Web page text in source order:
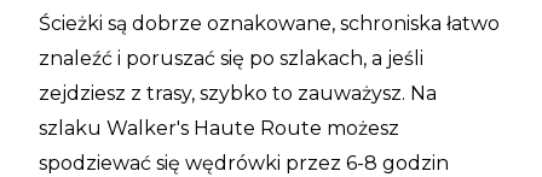
Ścieżki są dobrze oznakowane, schroniska łatwo
znaleźć i poruszać się po szlakach, a jeśli
zejdziesz z trasy, szybko to zauważysz. Na
szlaku Walker's Haute Route możesz
spodziewać się wędrówki przez 6-8 godzin